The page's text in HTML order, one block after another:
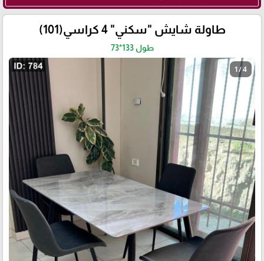
طاولة شايش "سكني" 4 كراسي(101)
طول 133*73
1 / 4